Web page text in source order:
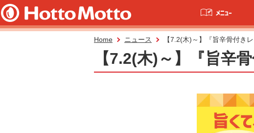
メニュー
Home ニュース 【7.2(木)～】『旨辛骨付き
【7.2(木)～】『旨辛